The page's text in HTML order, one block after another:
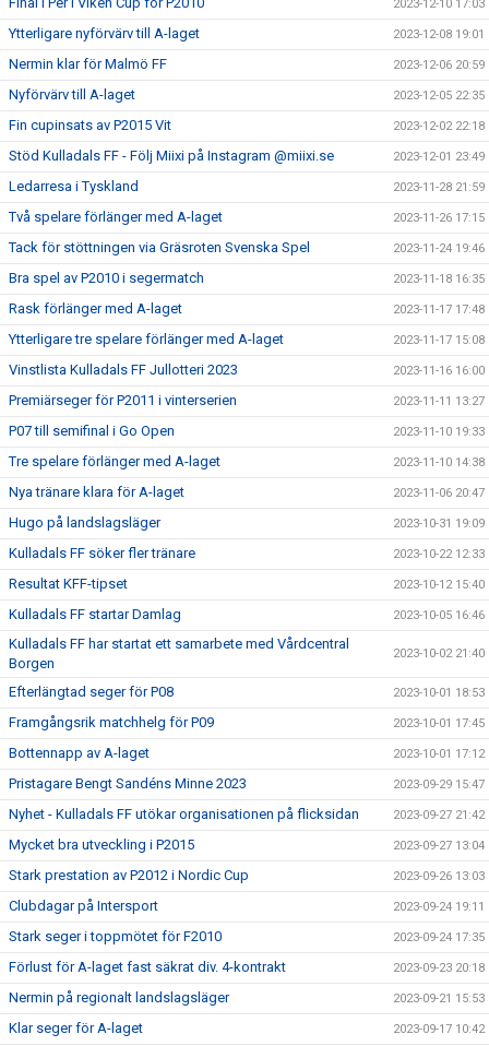
2023-12-10 17:03
Ytterligare nyförvärv till A-laget 2023-12-08 19:01
Nermin klar för Malmö FF 2023-12-06 20:59
Nyförvärv till A-laget 2023-12-05 22:35
Fin cupinsats av P2015 Vit 2023-12-02 22:18
Stöd Kulladals FF - Följ Miixi på Instagram @miixi.se 2023-12-01 23:49
Ledarresa i Tyskland 2023-11-28 21:59
Två spelare förlänger med A-laget 2023-11-26 17:15
Tack för stöttningen via Gräsroten Svenska Spel 2023-11-24 19:46
Bra spel av P2010 i segermatch 2023-11-18 16:35
Rask förlänger med A-laget 2023-11-17 17:48
Ytterligare tre spelare förlänger med A-laget 2023-11-17 15:08
Vinstlista Kulladals FF Jullotteri 2023 2023-11-16 16:00
Premiärseger för P2011 i vinterserien 2023-11-11 13:27
P07 till semifinal i Go Open 2023-11-10 19:33
Tre spelare förlänger med A-laget 2023-11-10 14:38
Nya tränare klara för A-laget 2023-11-06 20:47
Hugo på landslagsläger 2023-10-31 19:09
Kulladals FF söker fler tränare 2023-10-22 12:33
Resultat KFF-tipset 2023-10-12 15:40
Kulladals FF startar Damlag 2023-10-05 16:46
Kulladals FF har startat ett samarbete med Vårdcentral
Borgen
2023-10-02 21:40
Efterlängtad seger för P08 2023-10-01 18:53
Framgångsrik matchhelg för P09 2023-10-01 17:45
Bottennapp av A-laget 2023-10-01 17:12
Pristagare Bengt Sandéns Minne 2023 2023-09-29 15:47
Nyhet - Kulladals FF utökar organisationen på flicksidan 2023-09-27 21:42
Mycket bra utveckling i P2015 2023-09-27 13:04
Stark prestation av P2012 i Nordic Cup 2023-09-26 13:03
Clubdagar på Intersport 2023-09-24 19:11
Stark seger i toppmötet för F2010 2023-09-24 17:35
Förlust för A-laget fast säkrat div. 4-kontrakt 2023-09-23 20:18
Nermin på regionalt landslagsläger 2023-09-21 15:53
Klar seger för A-laget 2023-09-17 10:42